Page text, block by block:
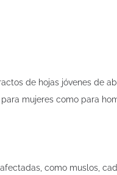
de hojas jóvenes de
mujeres como para
como muslos,